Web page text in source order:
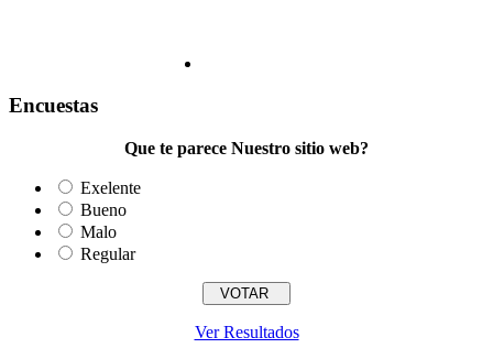
Encuestas
Que te parece Nuestro sitio web?
Exelente
Bueno
Malo
Regular
Ver Resultados